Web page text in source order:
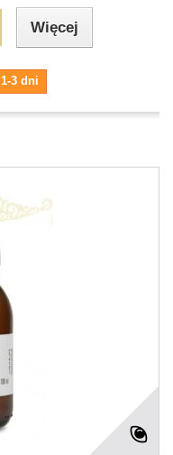
Więcej
3 dni